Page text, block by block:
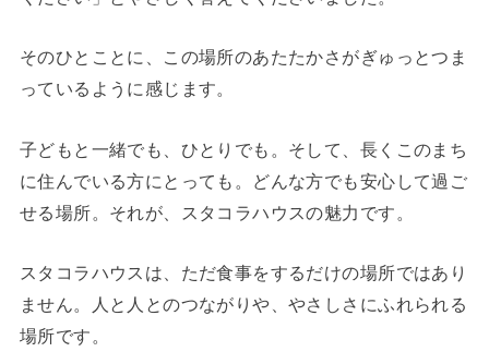
そのひとことに、この場所のあたたかさがぎゅっとつま
っているように感じます。
子どもと一緒でも、ひとりでも。そして、長くこのまち
に住んでいる方にとっても。どんな方でも安心して過ご
せる場所。それが、スタコラハウスの魅力です。
スタコラハウスは、ただ食事をするだけの場所ではあり
ません。人と人とのつながりや、やさしさにふれられる
場所です。